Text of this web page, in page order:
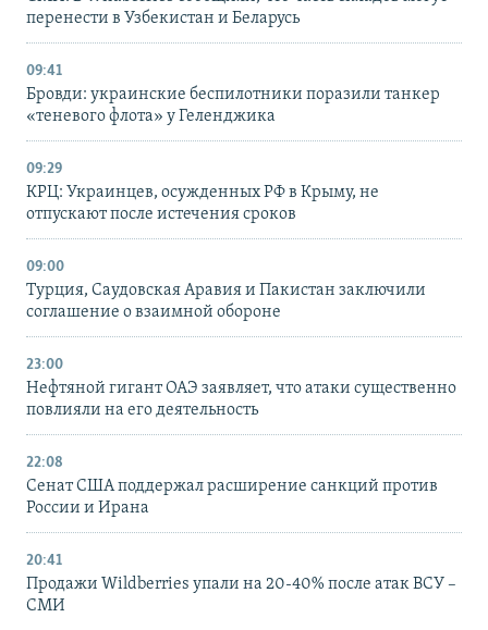
перенести в Узбекистан и Беларусь
09:41
Бровди: украинские беспилотники поразили танкер
«теневого флота» у Геленджика
09:29
КРЦ: Украинцев, осужденных РФ в Крыму, не
отпускают после истечения сроков
09:00
Турция, Саудовская Аравия и Пакистан заключили
соглашение о взаимной обороне
23:00
Нефтяной гигант ОАЭ заявляет, что атаки существенно
повлияли на его деятельность
22:08
Сенат США поддержал расширение санкций против
России и Ирана
20:41
Продажи Wildberries упали на 20-40% после атак ВСУ –
СМИ